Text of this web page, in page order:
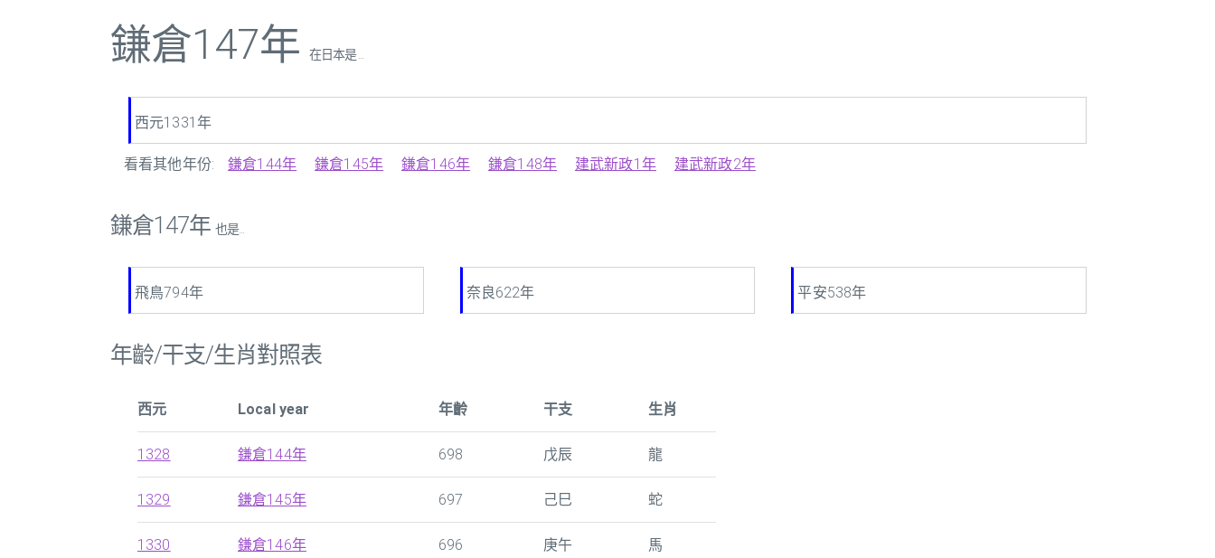
鎌倉147年 在日本是 ...
西元1331年
看看其他年份: 鎌倉144年 鎌倉145年 鎌倉146年 鎌倉148年 建武新政1年 建武新政2年
鎌倉147年 也是...
飛鳥794年 奈良622年 平安538年
年齡/干支/生肖對照表
西元 Local year 年齡 干支 生肖
1328 鎌倉144年 698 戊辰 龍
1329 鎌倉145年 697 己巳 蛇
1330 鎌倉146年 696 庚午 馬